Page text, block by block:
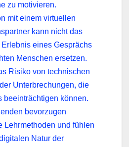
zu motivieren.
mit einem virtuellen
kann nicht das
eines Gesprächs
Menschen ersetzen.
Risiko von technischen
Unterbrechungen, die
beeinträchtigen können.
bevorzugen
Lehrmethoden und fühlen
Natur der